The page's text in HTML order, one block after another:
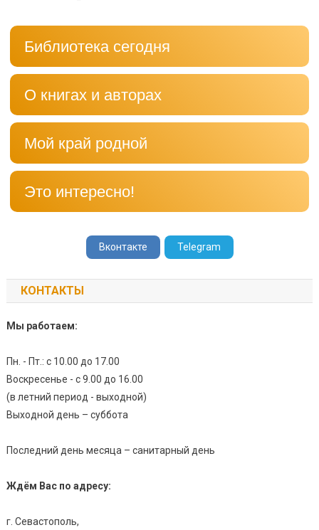
Библиотека сегодня
О книгах и авторах
Мой край родной
Это интересно!
Вконтакте Telegram
КОНТАКТЫ
Мы работаем:
Пн. - Пт.: с 10.00 до 17.00
Воскресенье - с 9.00 до 16.00
(в летний период - выходной)
Выходной день – суббота
Последний день месяца – санитарный день
Ждём Вас по адресу:
г. Севастополь,